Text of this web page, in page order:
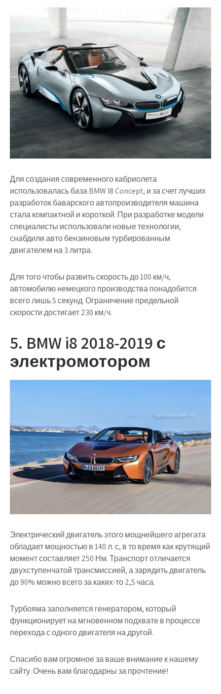
Для создания современного кабриолета
использовалась база BMW I8 Concept, и за счет лучших
разработок баварского автопроизводителя машина
стала компактной и короткой. При разработке модели
специалисты использовали новые технологии,
снабдили авто бензиновым турбированным
двигателем на 3 литра.
Для того чтобы развить скорость до 100 км/ч,
автомобилю немецкого производства понадобится
всего лишь 5 секунд. Ограничение предельной
скорости достигает 230 км/ч.
5. BMW i8 2018-2019 с
электромотором
Электрический двигатель этого мощнейшего агрегата
обладает мощностью в 140 л. с, в то время как крутящий
момент составляет 250 Нм. Транспорт отличается
двухступенчатой трансмиссией, а зарядить двигатель
до 90% можно всего за каких-то 2,5 часа.
Турбояма заполняется генератором, который
функционирует на мгновенном подхвате в процессе
перехода с одного двигателя на другой.
Спасибо вам огромное за ваше внимание к нашему
сайту. Очень вам благодарны за прочтение!